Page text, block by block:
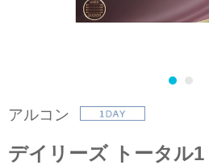
アルコン
デイリーズ トータル1